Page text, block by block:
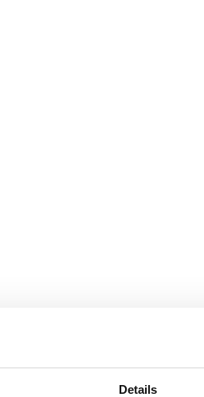
Details
Clover Beige"